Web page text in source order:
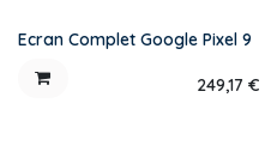
Ecran Complet Google Pixel 9
249,17 €